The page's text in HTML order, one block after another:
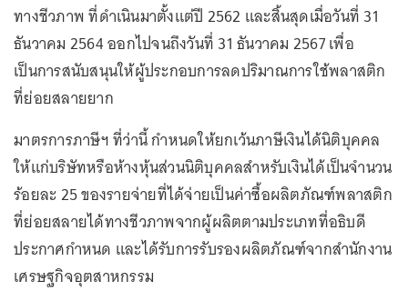
ทางชีวภาพ ที่ดำเนินมาตั้งแต่ปี 2562 และสิ้นสุดเมื่อวันที่ 31
ธันวาคม 2564 ออกไปจนถึงวันที่ 31 ธันวาคม 2567 เพื่อ
เป็นการสนับสนุนให้ผู้ประกอบการลดปริมาณการใช้พลาสติก
ที่ย่อยสลายยาก
มาตรการภาษีฯ ที่ว่านี้ กำหนดให้ยกเว้นภาษีเงินได้นิติบุคคล
ให้แก่บริษัทหรือห้างหุ้นส่วนนิติบุคคลสำหรับเงินได้เป็นจำนวน
ร้อยละ 25 ของรายจ่ายที่ได้จ่ายเป็นค่าซื้อผลิตภัณฑ์พลาสติก
ที่ย่อยสลายได้ทางชีวภาพจากผู้ผลิตตามประเภทที่อธิบดี
ประกาศกำหนด และได้รับการรับรองผลิตภัณฑ์จากสำนักงาน
เศรษฐกิจอุตสาหกรรม